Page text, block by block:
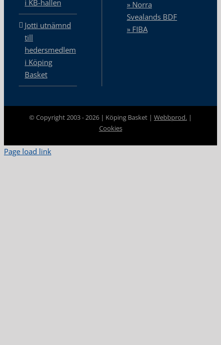
i KB-hallen
Jotti utnämnd
till
hedersmedlem
i Köping
Basket
» Norra
Svealands BDF
» FIBA
© Copyright 2003 -2026 | Köping Basket | Webbprod. |
Cookies
Page load link